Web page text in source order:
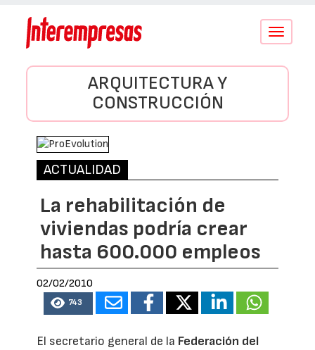
Conmutar
ARQUITECTURA Y
CONSTRUCCIÓN
ACTUALIDAD
La rehabilitación de
viviendas podría crear
hasta 600.000 empleos
02/02/2010
743
El secretario general de la Federación del